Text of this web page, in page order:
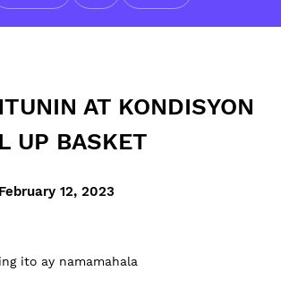
AT KONDISYON
UP BASKET
12, 2023
ito ay namamahala